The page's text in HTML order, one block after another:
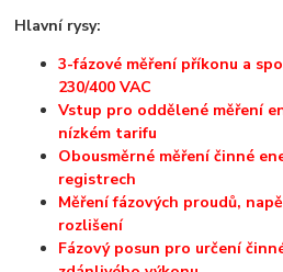
Hlavní rysy:
3-fázové měření příkonu a
230/400 VAC
Vstup pro oddělené měření
nízkém tarifu
Obousměrné měření činné
registrech
Měření fázových proudů,
rozlišení
Fázový posun pro určení